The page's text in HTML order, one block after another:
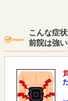
こんな症
前院は強い